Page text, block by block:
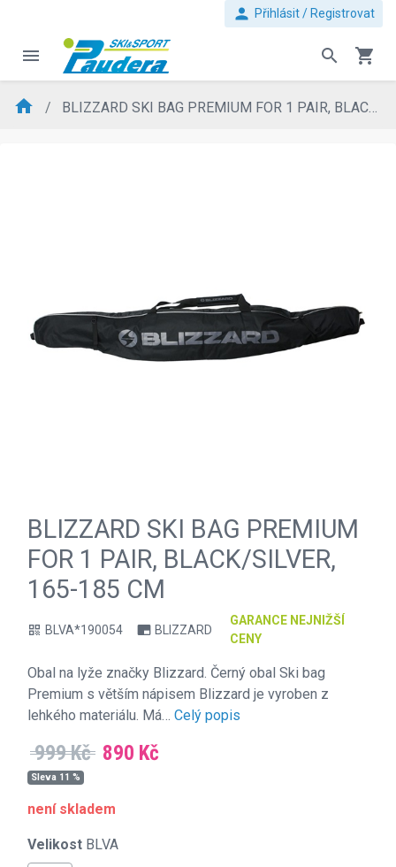
person Přihlásit / Registrovat
menu search shopping_cart
home BLIZZARD SKI BAG PREMIUM FOR 1 PAIR, BLACK/SILVER, 165-185 CM
BLIZZARD SKI BAG PREMIUM
FOR 1 PAIR, BLACK/SILVER,
165-185 CM
qr_code BLVA*190054 branding_watermark BLIZZARD
GARANCE NEJNIŽŠÍ
CENY
Obal na lyže značky Blizzard. Černý obal Ski bag
Premium s větším nápisem Blizzard je vyroben z
lehkého materiálu. Má… Celý popis
999 Kč 890 Kč
Sleva 11 %
není skladem
Velikost BLVA